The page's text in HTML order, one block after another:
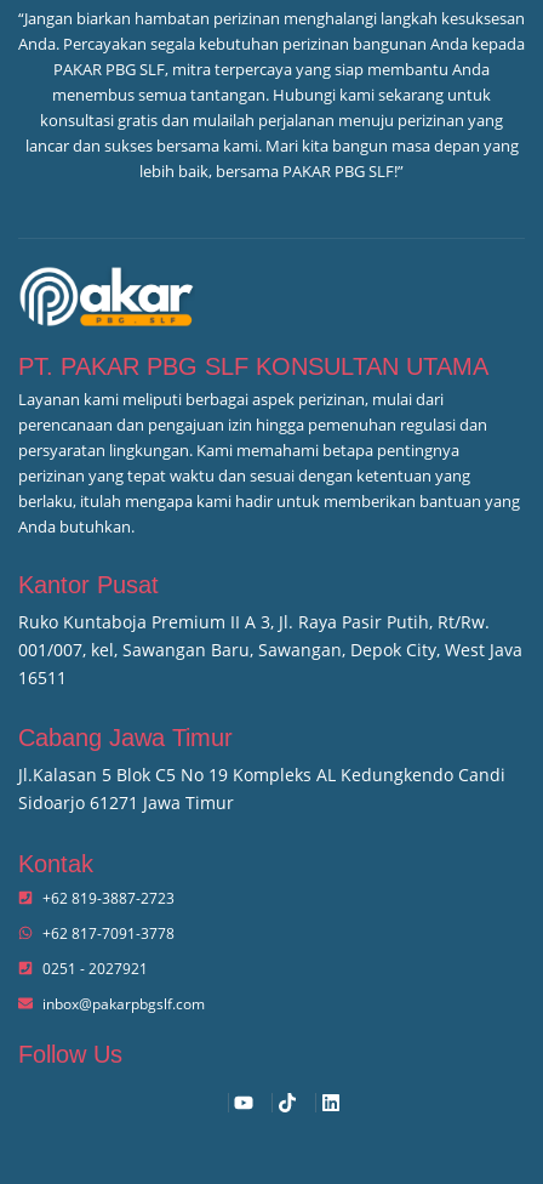
“Jangan biarkan hambatan perizinan menghalangi langkah kesuksesan
Anda. Percayakan segala kebutuhan perizinan bangunan Anda kepada
PAKAR PBG SLF, mitra terpercaya yang siap membantu Anda
menembus semua tantangan. Hubungi kami sekarang untuk
konsultasi gratis dan mulailah perjalanan menuju perizinan yang
lancar dan sukses bersama kami. Mari kita bangun masa depan yang
lebih baik, bersama PAKAR PBG SLF!”
PT. PAKAR PBG SLF KONSULTAN UTAMA
Layanan kami meliputi berbagai aspek perizinan, mulai dari
perencanaan dan pengajuan izin hingga pemenuhan regulasi dan
persyaratan lingkungan. Kami memahami betapa pentingnya
perizinan yang tepat waktu dan sesuai dengan ketentuan yang
berlaku, itulah mengapa kami hadir untuk memberikan bantuan yang
Anda butuhkan.
Kantor Pusat
Ruko Kuntaboja Premium II A 3, Jl. Raya Pasir Putih, Rt/Rw.
001/007, kel, Sawangan Baru, Sawangan, Depok City, West Java
16511
Cabang Jawa Timur
Jl.Kalasan 5 Blok C5 No 19 Kompleks AL Kedungkendo Candi
Sidoarjo 61271 Jawa Timur
Kontak
+62 819-3887-2723
+62 817-7091-3778
0251 - 2027921
inbox@pakarpbgslf.com
Follow Us